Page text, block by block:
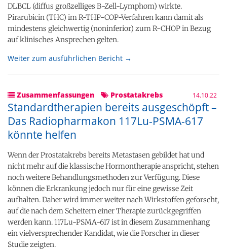
DLBCL (diffus großzelliges B-Zell-Lymphom) wirkte.
Pirarubicin (THC) im R-THP-COP-Verfahren kann damit als
mindestens gleichwertig (noninferior) zum R-CHOP in Bezug
auf klinisches Ansprechen gelten.
Weiter zum ausführlichen Bericht →
Zusammenfassungen Prostatakrebs 14.10.22
Standardtherapien bereits ausgeschöpft –
Das Radiopharmakon 117Lu-PSMA-617
könnte helfen
Wenn der Prostatakrebs bereits Metastasen gebildet hat und
nicht mehr auf die klassische Hormontherapie anspricht, stehen
noch weitere Behandlungsmethoden zur Verfügung. Diese
können die Erkrankung jedoch nur für eine gewisse Zeit
aufhalten. Daher wird immer weiter nach Wirkstoffen geforscht,
auf die nach dem Scheitern einer Therapie zurückgegriffen
werden kann. 117Lu-PSMA-617 ist in diesem Zusammenhang
ein vielversprechender Kandidat, wie die Forscher in dieser
Studie zeigten.